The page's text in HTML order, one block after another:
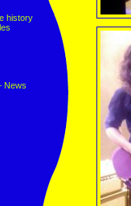
history
News